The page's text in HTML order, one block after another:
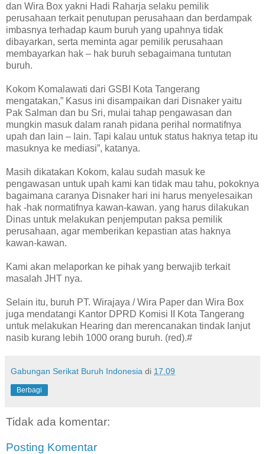
dan Wira Box yakni Hadi Raharja selaku pemilik
perusahaan terkait penutupan perusahaan dan berdampak
imbasnya terhadap kaum buruh yang upahnya tidak
dibayarkan, serta meminta agar pemilik perusahaan
membayarkan hak – hak buruh sebagaimana tuntutan
buruh.
Kokom Komalawati dari GSBI Kota Tangerang
mengatakan,” Kasus ini disampaikan dari Disnaker yaitu
Pak Salman dan bu Sri, mulai tahap pengawasan dan
mungkin masuk dalam ranah pidana perihal normatifnya
upah dan lain – lain. Tapi kalau untuk status haknya tetap itu
masuknya ke mediasi”, katanya.
Masih dikatakan Kokom, kalau sudah masuk ke
pengawasan untuk upah kami kan tidak mau tahu, pokoknya
bagaimana caranya Disnaker hari ini harus menyelesaikan
hak -hak normatifnya kawan-kawan. yang harus dilakukan
Dinas untuk melakukan penjemputan paksa pemilik
perusahaan, agar memberikan kepastian atas haknya
kawan-kawan.
Kami akan melaporkan ke pihak yang berwajib terkait
masalah JHT nya.‎
Selain itu, buruh PT. Wirajaya / Wira Paper dan Wira Box
juga mendatangi Kantor DPRD Komisi II Kota Tangerang
untuk melakukan Hearing dan merencanakan tindak lanjut
nasib kurang lebih 1000 orang buruh. (red)‎.#
Gabungan Serikat Buruh Indonesia di 17.09
Berbagi
Tidak ada komentar:
Posting Komentar